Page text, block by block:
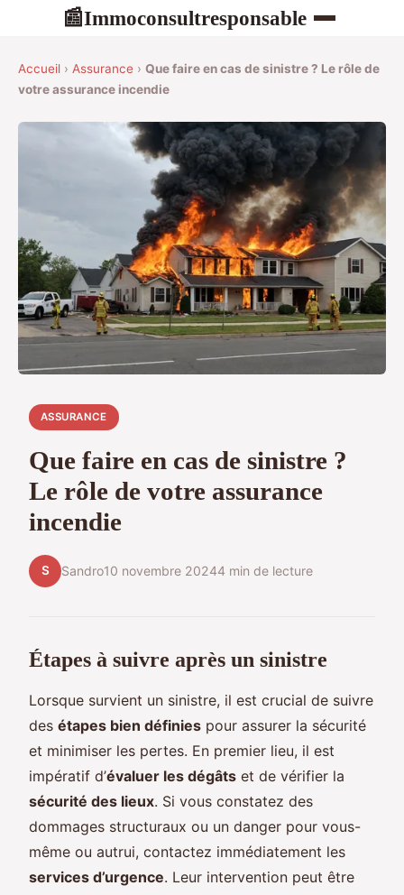
📰Immoconsultresponsable
Accueil › Assurance › Que faire en cas de sinistre ? Le rôle de
votre assurance incendie
ASSURANCE
Que faire en cas de sinistre ?
Le rôle de votre assurance
incendie
S Sandro10 novembre 20244 min de lecture
Étapes à suivre après un sinistre
Lorsque survient un sinistre, il est crucial de suivre
des étapes bien définies pour assurer la sécurité
et minimiser les pertes. En premier lieu, il est
impératif d’évaluer les dégâts et de vérifier la
sécurité des lieux. Si vous constatez des
dommages structuraux ou un danger pour vous-
même ou autrui, contactez immédiatement les
services d’urgence. Leur intervention peut être